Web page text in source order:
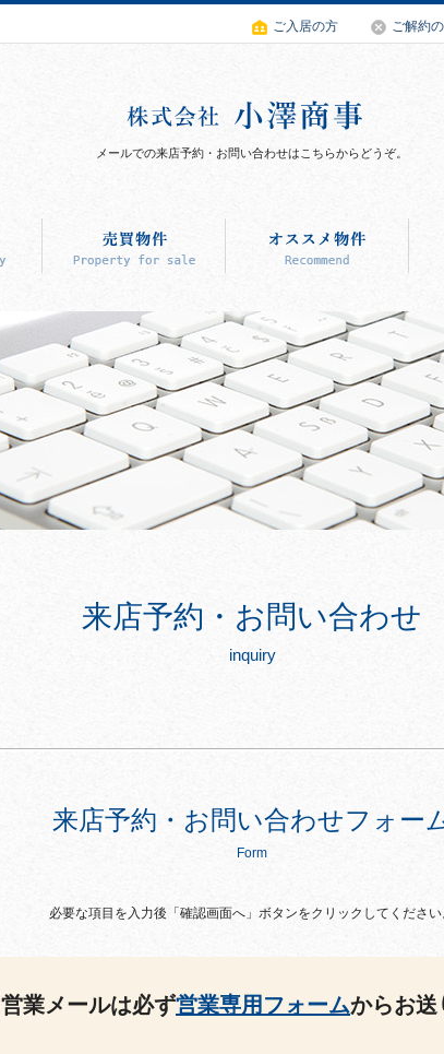
メールでの来店予約・お問い合わせはこちらからどうぞ。
ご入居の方 ご解約
来店予約・お問い合わせ
inquiry
来店予約・お問い合わせフォー
Form
必要な項目を入力後「確認画面へ」ボタンをクリックしてください
営業メールは必ず営業専用フォームからお送